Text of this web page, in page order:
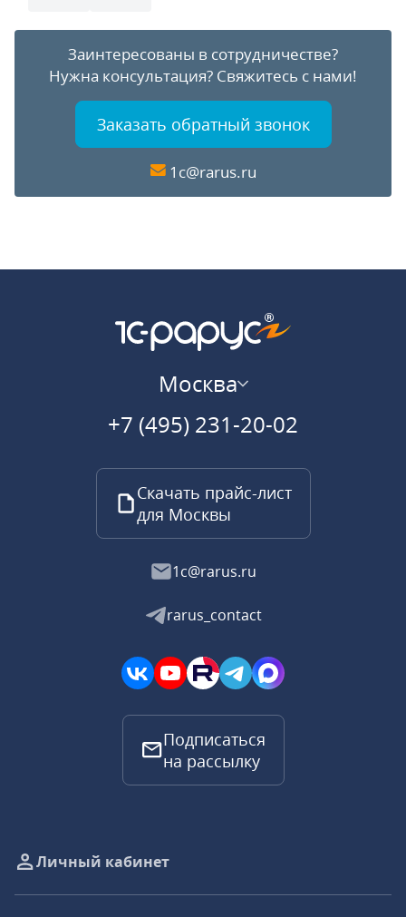
Заинтересованы в сотрудничестве?
Нужна консультация? Свяжитесь с нами!
Заказать обратный звонок
1c@rarus.ru
Москва
+7 (495) 231-20-02
Скачать прайс-лист
для Москвы
1c@rarus.ru
rarus_contact
Подписаться
на рассылку
Личный кабинет